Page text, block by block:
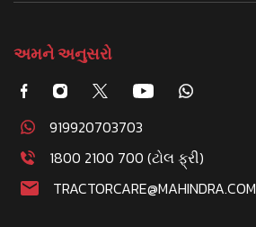
અમને અનુસરો
919920703703
1800 2100 700 (ટોલ ફ્રી)
TRACTORCARE@MAHINDRA.COM